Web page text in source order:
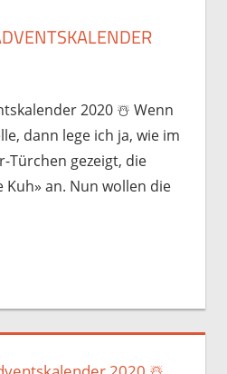
2020 ☃️️ Wenn
dann lege ich ja, wie im
Türchen gezeigt, die
Kuh» an. Nun wollen die